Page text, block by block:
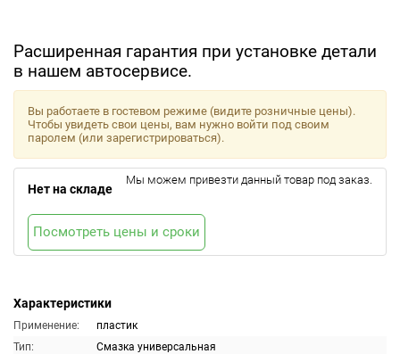
Расширенная гарантия при установке детали
в нашем автосервисе.
Характеристики
Применение:
пластик
Тип:
Смазка универсальная
Вы работаете в гостевом режиме (видите розничные цены).
Чтобы увидеть свои цены, вам нужно войти под своим
паролем (или зарегистрироваться).
Нет на складе
Мы можем привезти данный товар под заказ.
Посмотреть цены и сроки